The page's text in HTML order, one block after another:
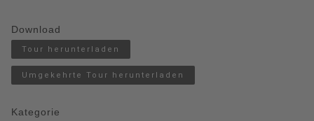
Download
Tour herunterladen
Umgekehrte Tour herunterladen
Kategorie